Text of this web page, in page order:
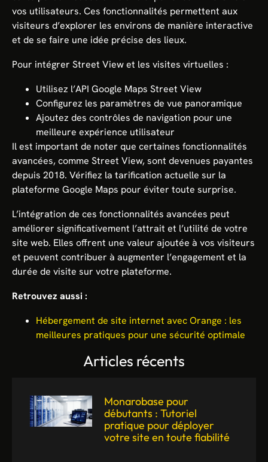
vos utilisateurs. Ces fonctionnalités permettent aux
visiteurs d’explorer les environs de manière interactive
et de se faire une idée précise des lieux.
Pour intégrer Street View et les visites virtuelles :
Utilisez l’API Google Maps Street View
Configurez les paramètres de vue panoramique
Ajoutez des contrôles de navigation pour une
meilleure expérience utilisateur
Il est important de noter que certaines fonctionnalités
avancées, comme Street View, sont devenues payantes
depuis 2018. Vérifiez la tarification actuelle sur la
plateforme Google Maps pour éviter toute surprise.
L’intégration de ces fonctionnalités avancées peut
améliorer significativement l’attrait et l’utilité de votre
site web. Elles offrent une valeur ajoutée à vos visiteurs
et peuvent contribuer à augmenter l’engagement et la
durée de visite sur votre plateforme.
Retrouvez aussi :
Hébergement de site internet avec Orange : les
meilleures pratiques pour une sécurité optimale
Articles récents
Monarobase pour
débutants : Tutoriel
pratique pour déployer
votre site en toute fiabilité